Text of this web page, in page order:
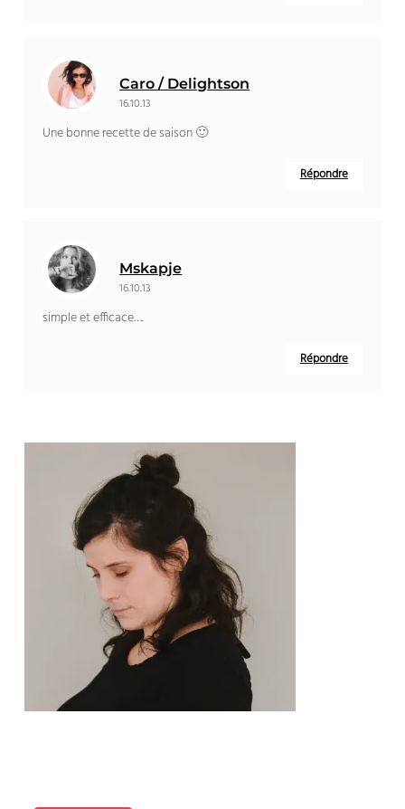
Caro / Delightson
16.10.13
Une bonne recette de saison 🙂
Répondre
Mskapje
16.10.13
simple et efficace….
Répondre